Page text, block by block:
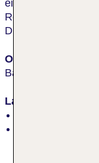
ein. Das
Restaurants und
Die Lage ist
Ort
Bayrischzell
Lage